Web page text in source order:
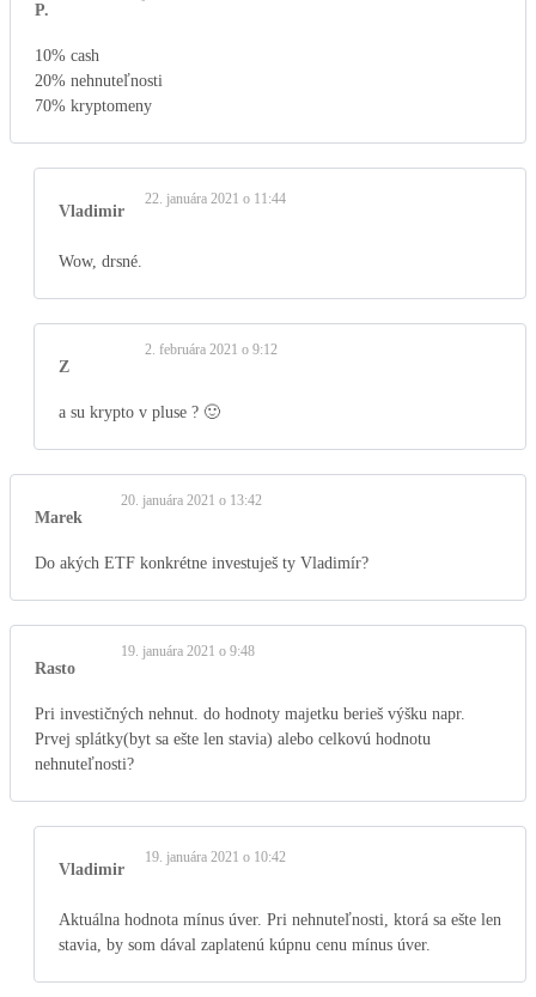
P.
10% cash
20% nehnuteľnosti
70% kryptomeny
Vladimir
22. januára 2021 o 11:44
Wow, drsné.
Z
2. februára 2021 o 9:12
a su krypto v pluse ? 🙂
Marek
20. januára 2021 o 13:42
Do akých ETF konkrétne investuješ ty Vladimír?
Rasto
19. januára 2021 o 9:48
Pri investičných nehnut. do hodnoty majetku berieš výšku napr.
Prvej splátky(byt sa ešte len stavia) alebo celkovú hodnotu
nehnuteľnosti?
Vladimir
19. januára 2021 o 10:42
Aktuálna hodnota mínus úver. Pri nehnuteľnosti, ktorá sa ešte len
stavia, by som dával zaplatenú kúpnu cenu mínus úver.